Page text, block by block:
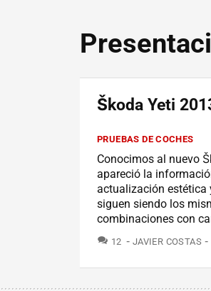
Škoda Yeti
PRUEBAS DE COCHES
Conocimos al nuevo
apareció la
actualización estética
siguen siendo los
combinaciones con
12 COMENTARIOS
JAVIER COSTAS